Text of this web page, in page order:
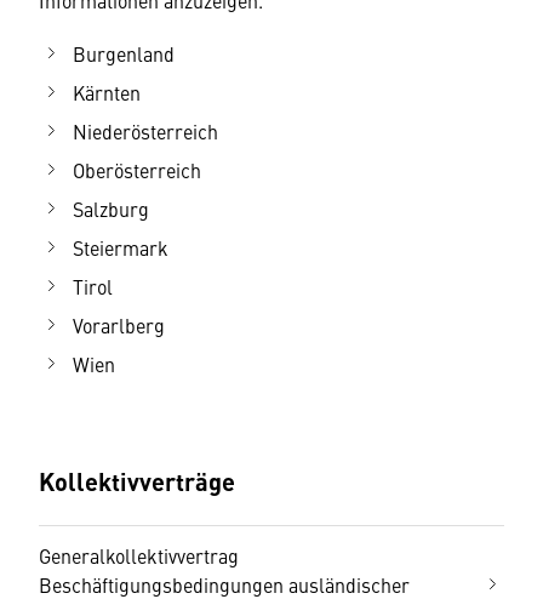
Burgenland
Kärnten
Niederösterreich
Oberösterreich
Salzburg
Steiermark
Tirol
Vorarlberg
Wien
Kollektivverträge
Generalkollektivvertrag
Beschäftigungsbedingungen ausländischer